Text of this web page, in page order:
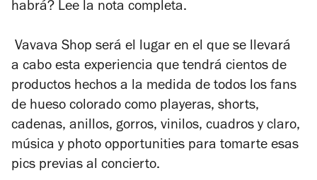
habrá? Lee la nota completa.
Vavava Shop será el lugar en el que se llevará
a cabo esta experiencia que tendrá cientos de
productos hechos a la medida de todos los fans
de hueso colorado como playeras, shorts,
cadenas, anillos, gorros, vinilos, cuadros y claro,
música y photo opportunities para tomarte esas
pics previas al concierto.